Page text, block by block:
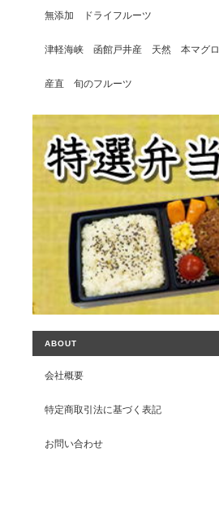
無添加 ドライフルーツ
津軽海峡 函館戸井産 天然 本マグロ
産直 旬のフルーツ
ABOUT
会社概要
特定商取引法に基づく表記
お問い合わせ